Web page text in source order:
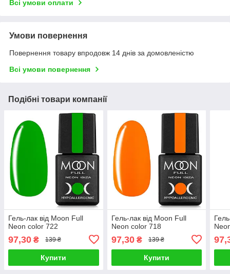
Всі умови оплати
Умови повернення
Повернення товару впродовж 14 днів за домовленістю
Всі умови повернення
Подібні товари компанії
Гель-лак від Moon Full
Neon color 722
97,30 ₴ 139 ₴
Купити
Гель-лак від Moon Full
Neon color 718
97,30₴ 139 ₴
Купити